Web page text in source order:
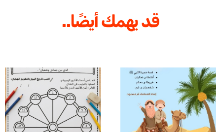
قد يهمك أيضًا..